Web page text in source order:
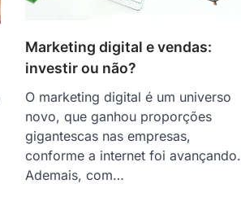
Marketing digital e vendas:
investir ou não?
O marketing digital é um universo
novo, que ganhou proporções
gigantescas nas empresas,
conforme a internet foi avançando.
Ademais, com…